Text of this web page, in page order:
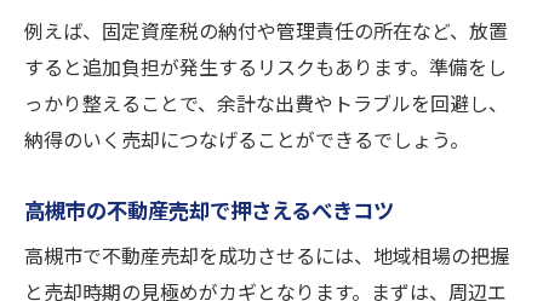
例えば、固定資産税の納付や管理責任の所在など、放置
すると追加負担が発生するリスクもあります。準備をし
っかり整えることで、余計な出費やトラブルを回避し、
納得のいく売却につなげることができるでしょう。
高槻市の不動産売却で押さえるべきコツ
高槻市で不動産売却を成功させるには、地域相場の把握
と売却時期の見極めがカギとなります。まずは、周辺エ